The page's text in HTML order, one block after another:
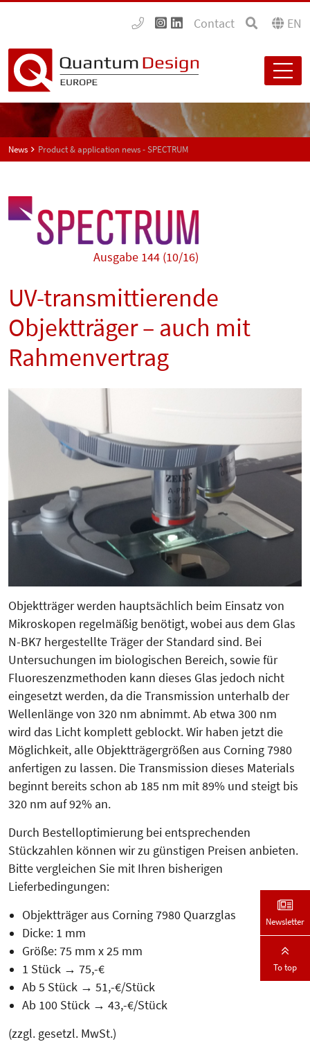
Contact EN
News Product & application news - SPECTRUM
Ausgabe 144 (10/16)
UV-transmittierende
Objektträger – auch mit
Rahmenvertrag
Objektträger werden hauptsächlich beim Einsatz von
Mikroskopen regel­mä­­ßig benötigt, wobei aus dem Glas
N-BK7 hergestellte Träger der Stan­dard sind. Bei
Untersuchungen im biolo­gischen Bereich, sowie für
Fluoreszenz­methoden kann dieses Glas jedoch nicht
eingesetzt werden, da die Transmission unterhalb der
Wellenlänge von 320 nm abnimmt. Ab etwa 300 nm
wird das Licht komplett geblockt. Wir haben jetzt die
Möglichkeit, alle Objektträgergrößen aus Corning 7980
anfertigen zu lassen. Die Transmission dieses Materials
beginnt bereits schon ab 185 nm mit 89% und steigt bis
320 nm auf 92% an.
Durch Bestelloptimierung bei entsprechenden
Stückzahlen können wir zu günstigen Preisen anbieten.
Bitte vergleichen Sie mit Ihren bisherigen
Lieferbedingungen:
Objektträger aus Corning 7980 Quarzglas
Dicke: 1 mm
Größe: 75 mm x 25 mm
1 Stück → 75,-€
Ab 5 Stück → 51,-€/Stück
Ab 100 Stück → 43,-€/Stück
(zzgl. gesetzl. MwSt.)
Newsletter
To top